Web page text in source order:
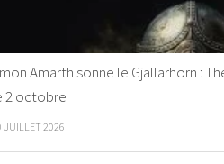
Amarth sonne le Gjallarhorn :
2 octobre
JUILLET 2026